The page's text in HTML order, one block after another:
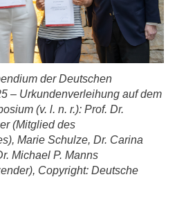
der Deutschen
– Urkundenverleihung auf dem
(v. l. n. r.): Prof. Dr.
(Mitglied des
Marie Schulze, Dr. Carina
Michael P. Manns
Copyright: Deutsche